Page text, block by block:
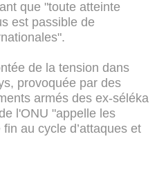
que "toute atteinte
est passible de
de la tension dans
provoquée par des
armés des ex-séléka
l'ONU "appelle les
au cycle d’attaques et